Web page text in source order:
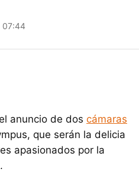
07:44
anuncio de dos cámaras
que serán la delicia
apasionados por la
.